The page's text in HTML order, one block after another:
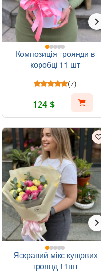
Композиція троянди в
коробці 11 шт
(7)
124 $
Яскравий мікс кущових
троянд 11шт